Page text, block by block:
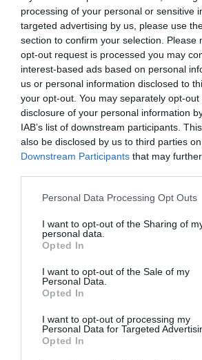
processing of your personal or sensitive
targeted advertising by us, please use
section to confirm your selection. Please
opt-out request is processed you may
interest-based ads based on personal
us or personal information disclosed to
your opt-out. You may separately opt-
disclosure of your personal information
IAB’s list of downstream participants.
also be disclosed by us to third parties
Downstream Participants that may
Personal Data Processing Opt Outs
I want to opt-out of the Sharing of
personal data.
Opted In
I want to opt-out of the Sale of my
Personal Data.
Opted In
I want to opt-out of processing my
Personal Data for Targeted
Opted In